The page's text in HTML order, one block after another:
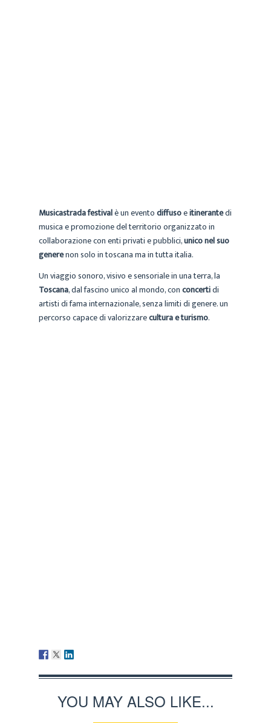
Musicastrada festivalè un eventodiffusoeitinerantedi
musica e promozione del territorio organizzato in
collaborazione con enti privati e pubblici,unico nel suo
generenon solo in toscana ma in tutta italia.
Un viaggio sonoro, visivo e sensoriale in una terra, la
Toscana, dal fascino unico al mondo, conconcertidi
artisti di fama internazionale, senza limiti di genere. un
percorso capace di valorizzarecultura e turismo.
YOU MAY ALSO LIKE...